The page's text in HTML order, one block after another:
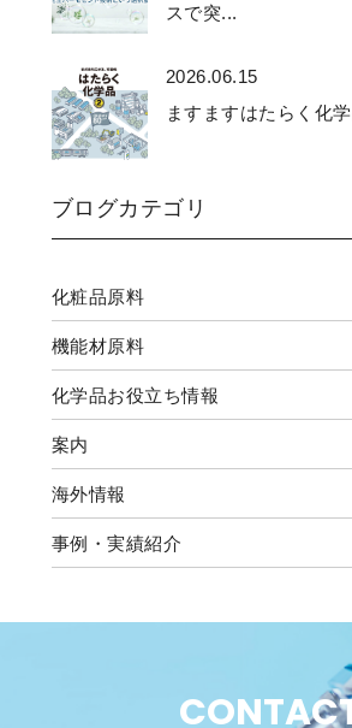
スで突...
2026.06.15
ますますはたらく化
ブログカテゴリ
化粧品原料
機能材原料
化学品お役立ち情報
案内
海外情報
事例・実績紹介